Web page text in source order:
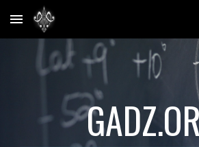
Skip to main content